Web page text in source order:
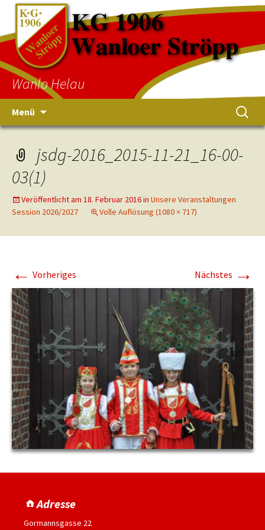
Wanlo Helau
Menü
jsdg-2016_2015-11-21_16-00-
03(1)
Veröffentlicht am 18. Februar 2016in Unsere Veranstaltungen
Session 2026/2027
Volle Auflösung (1080 × 717)
← Vorheriges Nächstes →
Adresse
Gormannsgasse 22